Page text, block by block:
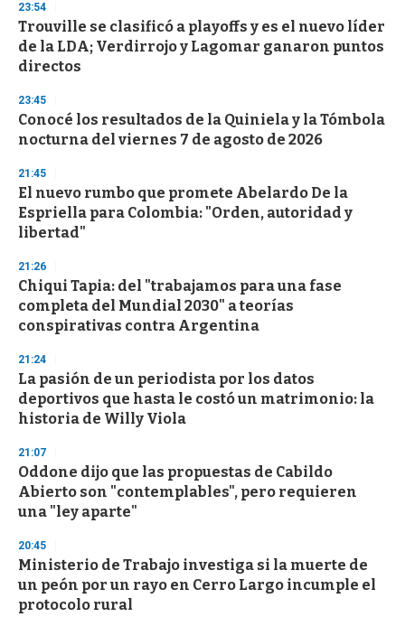
d
s
o
f
3
s
e
c
o
d
s
23:54
Trouville se clasificó a playoffs y es el nuevo líder
de la LDA; Verdirrojo y Lagomar ganaron puntos
directos
23:45
Conocé los resultados de la Quiniela y la Tómbola
nocturna del viernes 7 de agosto de 2026
21:45
El nuevo rumbo que promete Abelardo De la
Espriella para Colombia: "Orden, autoridad y
libertad"
21:26
Chiqui Tapia: del "trabajamos para una fase
completa del Mundial 2030" a teorías
conspirativas contra Argentina
21:24
La pasión de un periodista por los datos
deportivos que hasta le costó un matrimonio: la
historia de Willy Viola
21:07
Oddone dijo que las propuestas de Cabildo
Abierto son "contemplables", pero requieren
una "ley aparte"
20:45
Ministerio de Trabajo investiga si la muerte de
un peón por un rayo en Cerro Largo incumple el
protocolo rural